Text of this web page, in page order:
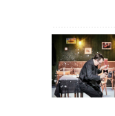
À
NOS